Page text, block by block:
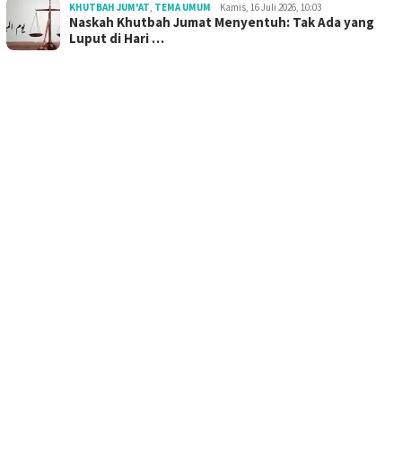
KHUTBAH JUM'AT, TEMA UMUM Kamis, 16 Juli 2026, 10:03
Naskah Khutbah Jumat Menyentuh: Tak Ada yang
Luput di Hari …